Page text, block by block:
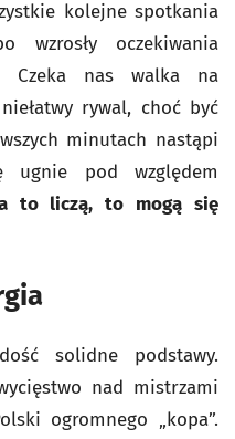
kolejne spotkania
oczekiwania
Czeka nas walka na
rywal, choć być
minutach nastąpi
ugnie pod względem
to liczą, to mogą się
solidne podstawy.
nad mistrzami
ogromnego „kopa”.